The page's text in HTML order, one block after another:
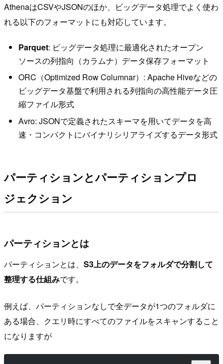
AthenaはCSVやJSONのほか、ビッグデータ処理でよく使わ
れる以下のフォーマットにも対応しています。
Parquet: ビッグデータ処理に最適化されたオープン
ソースの列指向（カラムナ）データ保存フォーマット
ORC（Optimized Row Columnar）: Apache Hiveなどの
ビッグデータ基盤で利用される列指向の高性能データ圧
縮ファイル形式
Avro: JSONで定義されたスキーマを用いてデータを高
速・コンパクトにバイナリシリアライズするデータ形式
パーティションとパーティションプロ
ジェクション
パーティションとは
パーティションとは、 S3上のデータをフォルダで分割して
整理する仕組みです。
例えば、パーティションなしで全データが1つのフォルダに
ある場合、クエリ時にすべてのファイルをスキャンすること
になりますが